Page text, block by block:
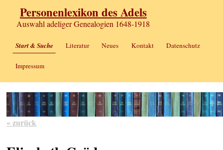
Personenlexikon des Adels
Auswahl adeliger Genealogien 1648-1918
Start & Suche Literatur Neues Kontakt Datenschutz
Impressum
« zurück